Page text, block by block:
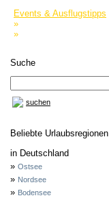
Events & Ausflugstipps
»
»
Suche
suchen
Beliebte Urlaubsregionen
in Deutschland
» Ostsee
» Nordsee
» Bodensee